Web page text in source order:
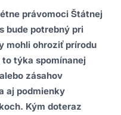
právomoci Štátnej
bude potrebný pri
mohli ohroziť prírodu
týka spomínanej
zásahov
aj podmienky
Kým doteraz